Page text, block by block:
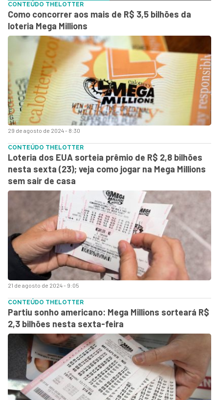
29 de agosto de 2024 - 8:30
CONTEÚDO THELOTTER
Como concorrer aos mais de R$ 3,5 bilhões da
loteria Mega Millions
21 de agosto de 2024 - 9:05
CONTEÚDO THELOTTER
Loteria dos EUA sorteia prêmio de R$ 2,8 bilhões
nesta sexta (23); veja como jogar na Mega Millions
sem sair de casa
CONTEÚDO THELOTTER
Partiu sonho americano: Mega Millions sorteará R$
2,3 bilhões nesta sexta-feira